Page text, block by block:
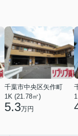
千葉市中央区矢作町
1K (21.78㎡)
5.3万円